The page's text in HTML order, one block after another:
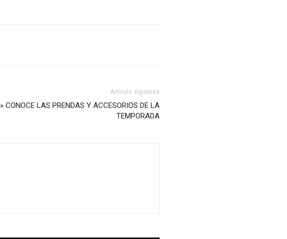
Artículo siguiente
» CONOCE LAS PRENDAS Y ACCESORIOS DE LA
TEMPORADA